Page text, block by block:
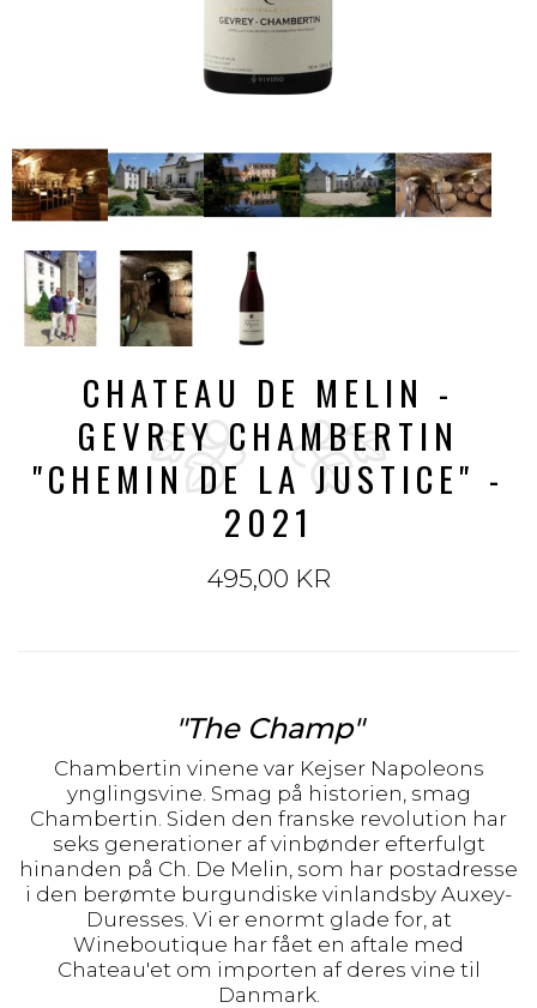
CHATEAU DE MELIN -
GEVREY CHAMBERTIN
"CHEMIN DE LA JUSTICE" -
2021
495,00 KR
"The Champ"
Chambertin vinene var Kejser Napoleons
ynglingsvine. Smag på historien, smag
Chambertin. Siden den franske revolution har
seks generationer af vinbønder efterfulgt
hinanden på Ch. De Melin, som har postadresse
i den berømte burgundiske vinlandsby Auxey-
Duresses. Vi er enormt glade for, at
Wineboutique har fået en aftale med
Chateau'et om importen af deres vine til
Danmark.